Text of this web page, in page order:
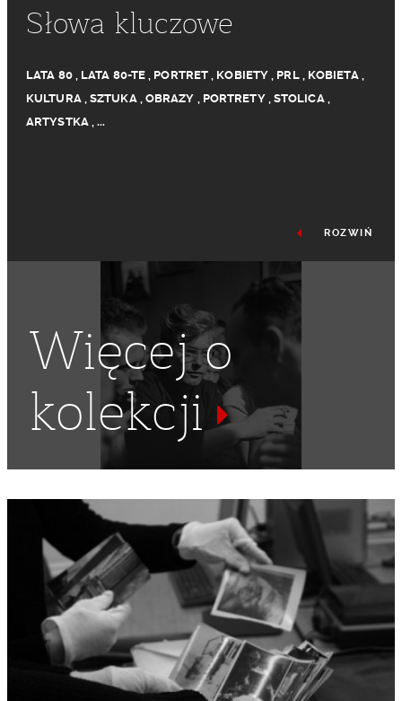
Słowa kluczowe
LATA 80, LATA 80-TE , PORTRET , KOBIETY , PRL, KOBIETA,
KULTURA,SZTUKA, OBRAZY , PORTRETY, STOLICA,
ARTYSTKA,...
ARTYSTKI POEZJA, OBRAZ MALARKA, MALARKI
ROZWIŃ
Więcej o
kolekcji